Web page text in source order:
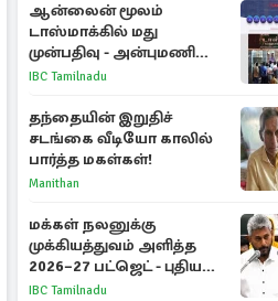
ஆன்லைன் மூலம்
டாஸ்மாக்கில் மது
முன்பதிவு - அன்புமணி
ராமதாஸ் எதிர்ப்பு
IBC Tamilnadu
தந்தையின் இறுதிச்
சடங்கை வீடியோ காலில்
பார்த்த மகள்கள்!
Manithan
மக்கள் நலனுக்கு
முக்கியத்துவம் அளித்த
2026–27 பட்ஜெட் - புதிய
நலத்திட்டங்கள்
IBC Tamilnadu